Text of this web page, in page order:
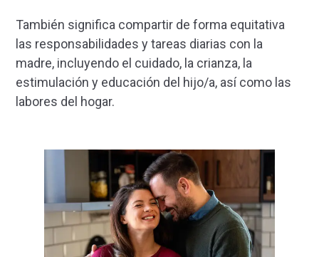
También significa compartir de forma equitativa
las responsabilidades y tareas diarias con la
madre, incluyendo el cuidado, la crianza, la
estimulación y educación del hijo/a, así como las
labores del hogar.